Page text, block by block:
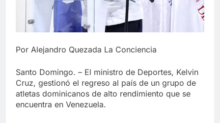
Por Alejandro Quezada La Conciencia
Santo Domingo. – El ministro de Deportes, Kelvin
Cruz, gestionó el regreso al país de un grupo de
atletas dominicanos de alto rendimiento que se
encuentra en Venezuela.